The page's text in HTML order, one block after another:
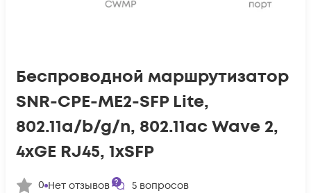
Беспроводной маршрутизатор
SNR-CPE-ME2-SFP Lite,
802.11a/b/g/n, 802.11ac Wave 2,
4xGE RJ45, 1xSFP
0 Нет отзывов 5 вопросов